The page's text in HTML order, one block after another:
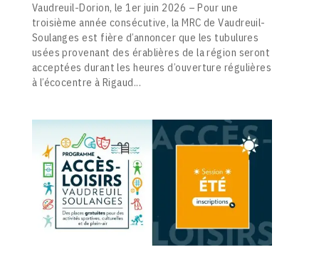
Vaudreuil-Dorion, le 1er juin 2026 – Pour une
troisième année consécutive, la MRC de Vaudreuil-
Soulanges est fière d’annoncer que les tubulures
usées provenant des érablières de la région seront
acceptées durant les heures d’ouverture régulières
à l’écocentre à Rigaud...